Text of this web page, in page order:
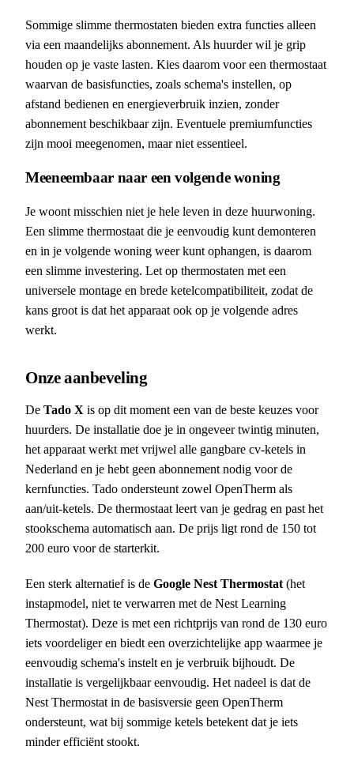
Sommige slimme thermostaten bieden extra functies alleen
via een maandelijks abonnement. Als huurder wil je grip
houden op je vaste lasten. Kies daarom voor een thermostaat
waarvan de basisfuncties, zoals schema's instellen, op
afstand bedienen en energieverbruik inzien, zonder
abonnement beschikbaar zijn. Eventuele premiumfuncties
zijn mooi meegenomen, maar niet essentieel.
Meeneembaar naar een volgende woning
Je woont misschien niet je hele leven in deze huurwoning.
Een slimme thermostaat die je eenvoudig kunt demonteren
en in je volgende woning weer kunt ophangen, is daarom
een slimme investering. Let op thermostaten met een
universele montage en brede ketelcompatibiliteit, zodat de
kans groot is dat het apparaat ook op je volgende adres
werkt.
Onze aanbeveling
De Tado X is op dit moment een van de beste keuzes voor
huurders. De installatie doe je in ongeveer twintig minuten,
het apparaat werkt met vrijwel alle gangbare cv-ketels in
Nederland en je hebt geen abonnement nodig voor de
kernfuncties. Tado ondersteunt zowel OpenTherm als
aan/uit-ketels. De thermostaat leert van je gedrag en past het
stookschema automatisch aan. De prijs ligt rond de 150 tot
200 euro voor de starterkit.
Een sterk alternatief is de Google Nest Thermostat (het
instapmodel, niet te verwarren met de Nest Learning
Thermostat). Deze is met een richtprijs van rond de 130 euro
iets voordeliger en biedt een overzichtelijke app waarmee je
eenvoudig schema's instelt en je verbruik bijhoudt. De
installatie is vergelijkbaar eenvoudig. Het nadeel is dat de
Nest Thermostat in de basisversie geen OpenTherm
ondersteunt, wat bij sommige ketels betekent dat je iets
minder efficiënt stookt.